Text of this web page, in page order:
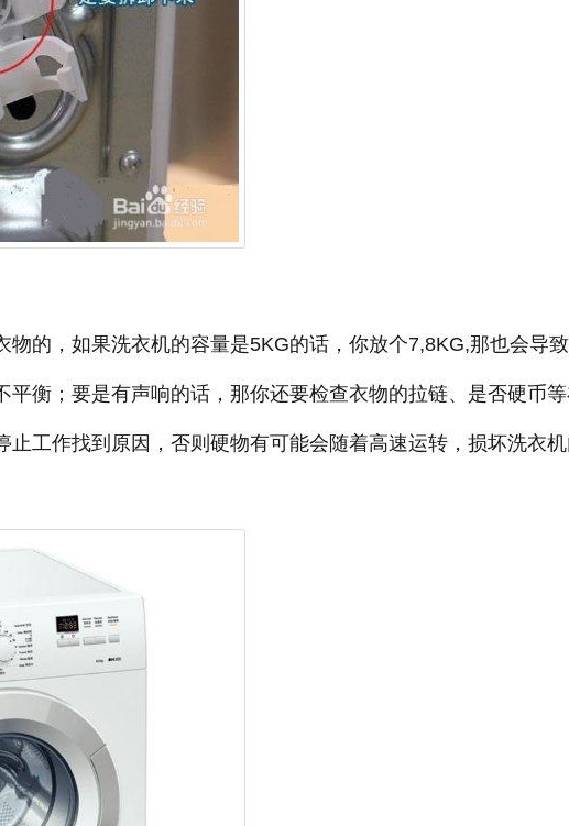
物的，如果洗衣机的容量是5KG的话，你放个7,8KG,那也会导
平衡；要是有声响的话，那你还要检查衣物的拉链、是否硬币
止工作找到原因，否则硬物有可能会随着高速运转，损坏洗衣